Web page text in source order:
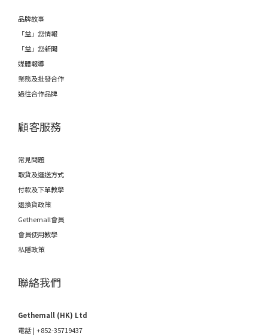
品牌故事
「益」您情報
「益」您新聞
媒體報導
業務及批發合作
過往合作品牌
顧客服務
常見問題
取貨及運送方式
付款及下單教學
退換貨政策
Gethemall會員
會員使用教學
私隱政策
聯絡我們
Gethemall (HK) Ltd
電話 | +852-35719437